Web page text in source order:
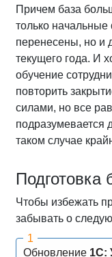
Причем база
только начальные
перенесены, но и
текущего года. И
обучение
повторить
силами, но все
подразумевается
таком случае
Чтобы избежать
забывать о
Обновление 1С: